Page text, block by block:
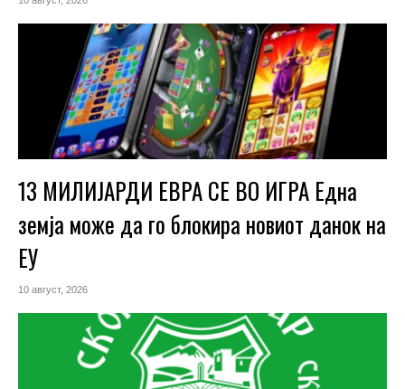
13 МИЛИЈАРДИ ЕВРА СЕ ВО ИГРА Една
земја може да го блокира новиот данок на
ЕУ
10 август, 2026